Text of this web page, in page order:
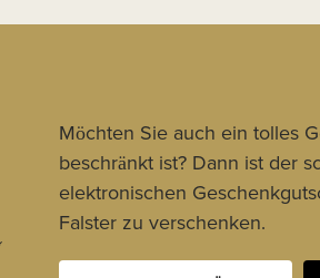
Möchten Sie auch ein tolles
beschränkt ist? Dann ist der
elektronischen
Falster zu verschenken.